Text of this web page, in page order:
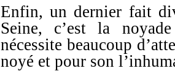
Enfin, un dernier fait
Seine, c’est la
nécessite beaucoup
noyé et pour son